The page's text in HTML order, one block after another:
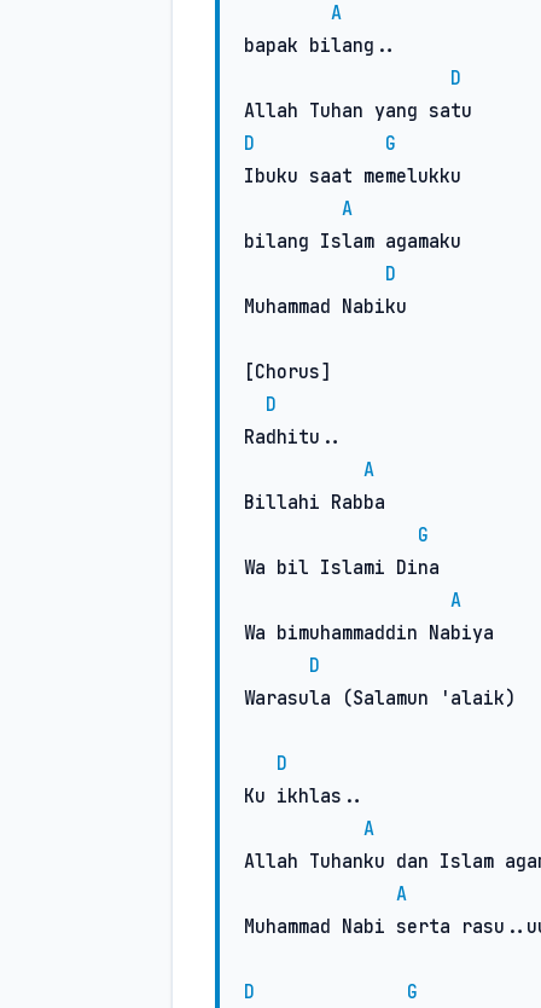
A
bapak bilang..
D
D
G
Ibuku saat memelukku
A
bilang Islam agamaku
D
Muhammad Nabiku
[Chorus]
D
Radhitu..
A
Billahi Rabba
G
Wa bil Islami Dina
A
Wa bimuhammaddin Nabiya
D
Warasula (Salamun 'alaik)
D
Ku ikhlas..
A
Allah Tuhanku dan Islam
A
Muhammad Nabi serta
D
G